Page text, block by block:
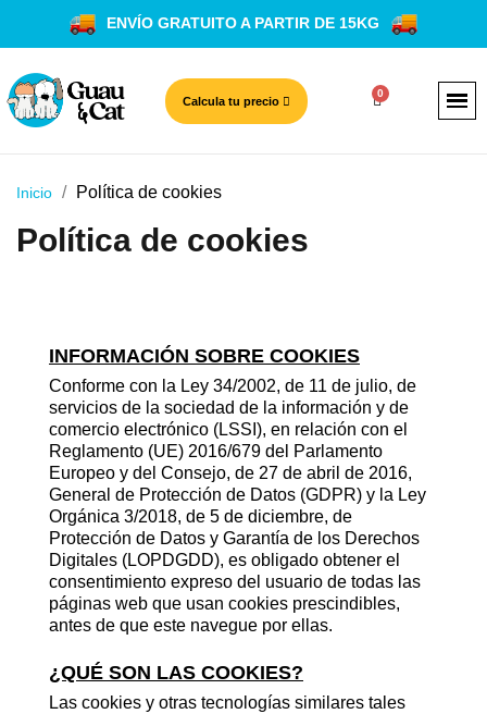
ENVÍO GRATUITO A PARTIR DE 15KG
Calcula tu precio
Inicio Política de cookies
Política de cookies
INFORMACIÓN SOBRE COOKIES
Conforme con la Ley 34/2002, de 11 de julio, de
servicios de la sociedad de la información y de
comercio electrónico (LSSI), en relación con el
Reglamento (UE) 2016/679 del Parlamento
Europeo y del Consejo, de 27 de abril de 2016,
General de Protección de Datos (GDPR) y la Ley
Orgánica 3/2018, de 5 de diciembre, de
Protección de Datos y Garantía de los Derechos
Digitales (LOPDGDD), es obligado obtener el
consentimiento expreso del usuario de todas las
páginas web que usan cookies prescindibles,
antes de que este navegue por ellas.
¿QUÉ SON LAS COOKIES?
Las cookies y otras tecnologías similares tales